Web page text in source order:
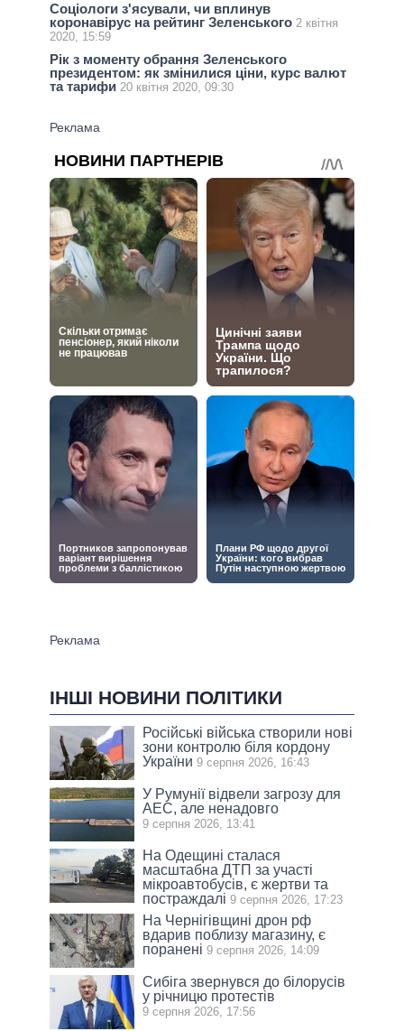
Соціологи з'ясували, чи вплинув
коронавірус на рейтинг Зеленського 2 квітня
2020, 15:59
Рік з моменту обрання Зеленського
президентом: як змінилися ціни, курс валют
та тарифи 20 квітня 2020, 09:30
ІНШІ НОВИНИ ПОЛІТИКИ
Російські війська створили нові
зони контролю біля кордону
України 9 серпня 2026, 16:43
У Румунії відвели загрозу для
АЕС, але ненадовго
9 серпня 2026, 13:41
На Одещині сталася
масштабна ДТП за участі
мікроавтобусів, є жертви та
постраждалі 9 серпня 2026, 17:23
На Чернігівщині дрон рф
вдарив поблизу магазину, є
поранені 9 серпня 2026, 14:09
Сибіга звернувся до білорусів
у річницю протестів
9 серпня 2026, 17:56